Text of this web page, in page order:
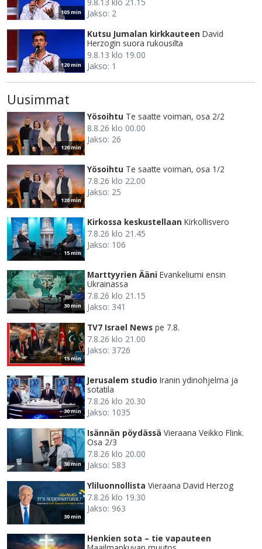
105 min
Jakso: 2
120 min
Kutsu Jumalan kirkkauteen David
Herzogin suora rukousilta
9.8.13 klo 19.00
Jakso: 1
Uusimmat
120 min
Yösoihtu Te saatte voiman, osa 2/2
8.8.26 klo 00.00
Jakso: 26
120 min
Yösoihtu Te saatte voiman, osa 1/2
7.8.26 klo 22.00
Jakso: 25
15 min
Kirkossa keskustellaan Kirkollisvero
7.8.26 klo 21.45
Jakso: 106
30 min
Marttyyrien Ääni Evankeliumi ensin
Ukrainassa
7.8.26 klo 21.15
Jakso: 341
15 min
TV7 Israel News pe 7.8.
7.8.26 klo 21.00
Jakso: 3726
30 min
Jerusalem studio Iranin ydinohjelma ja
sotatila
7.8.26 klo 20.30
Jakso: 1035
30 min
Isännän pöydässä Vieraana Veikko Flink.
Osa 2/3
7.8.26 klo 20.00
Jakso: 583
30 min
Yliluonnollista Vieraana David Herzog
7.8.26 klo 19.30
Jakso: 963
Henkien sota – tie vapauteen